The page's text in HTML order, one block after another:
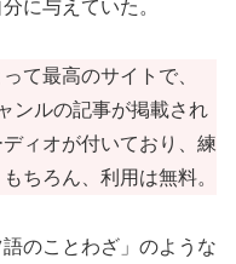
に与えていた。
て最高のサイトで、
ンルの記事が掲載され
ィオが付いており、練
ちろん、利用は無料。
のことわざ」のような